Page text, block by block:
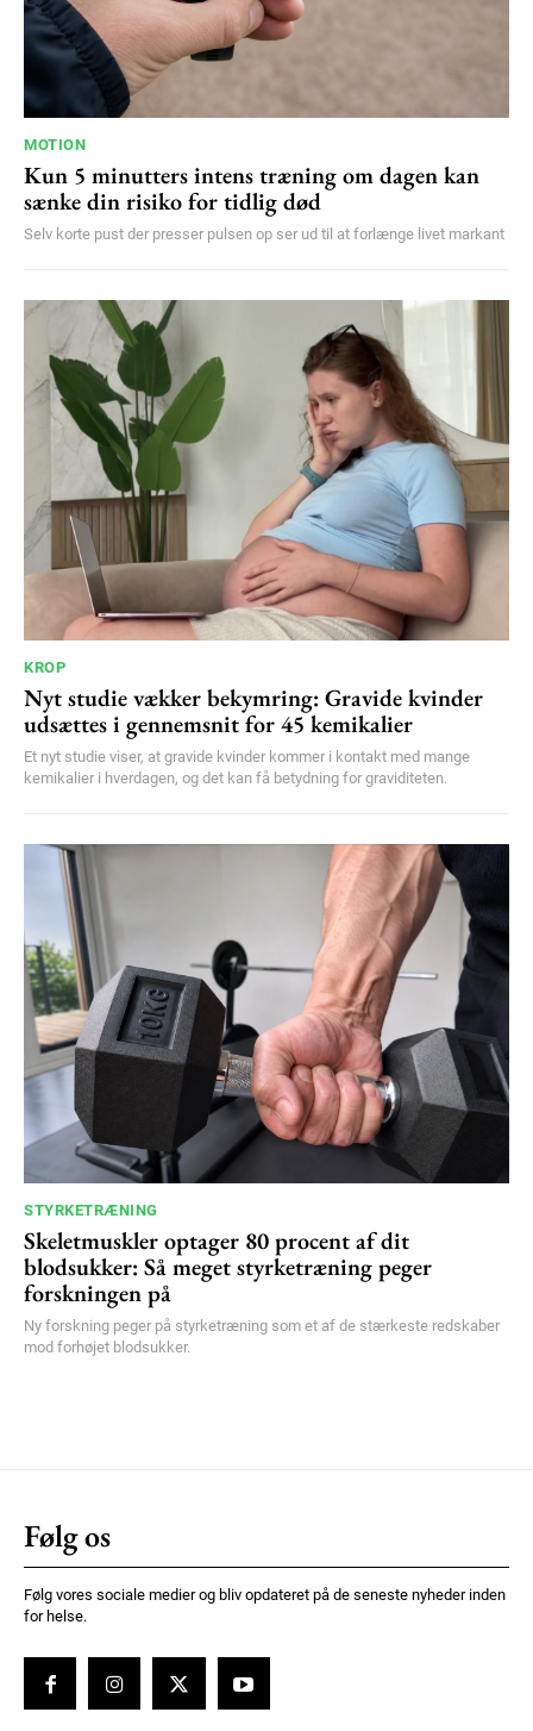
MOTION
Kun 5 minutters intens træning om dagen kan
sænke din risiko for tidlig død
Selv korte pust der presser pulsen op ser ud til at forlænge livet markant
KROP
Nyt studie vækker bekymring: Gravide kvinder
udsættes i gennemsnit for 45 kemikalier
Et nyt studie viser, at gravide kvinder kommer i kontakt med mange
kemikalier i hverdagen, og det kan få betydning for graviditeten.
STYRKETRÆNING
Skeletmuskler optager 80 procent af dit
blodsukker: Så meget styrketræning peger
forskningen på
Ny forskning peger på styrketræning som et af de stærkeste redskaber
mod forhøjet blodsukker.
Følg os
Følg vores sociale medier og bliv opdateret på de seneste nyheder inden
for helse.